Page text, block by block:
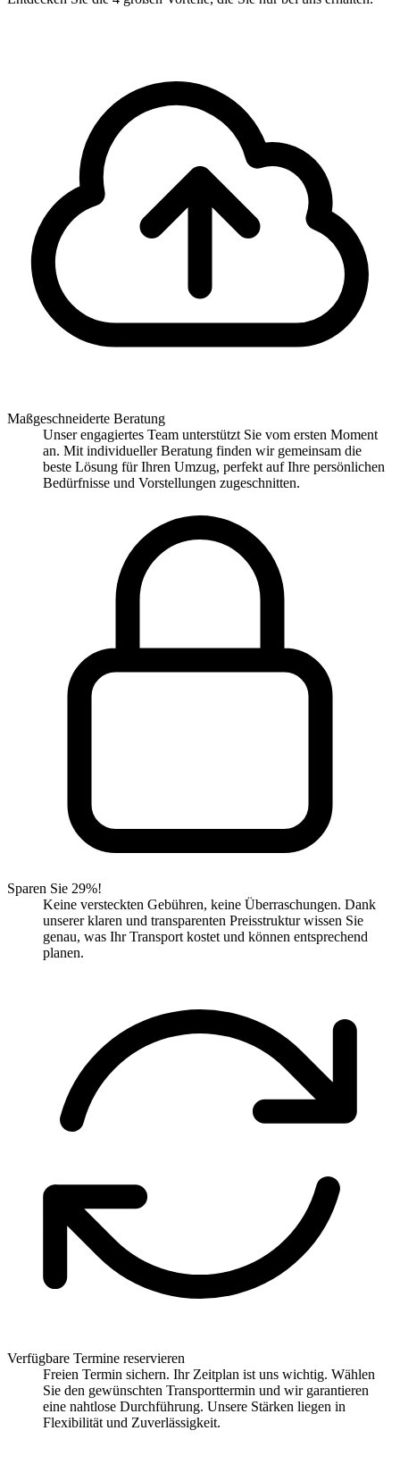
Maßgeschneiderte Beratung
Unser engagiertes Team unterstützt Sie vom ersten Moment
an. Mit individueller Beratung finden wir gemeinsam die
beste Lösung für Ihren Umzug, perfekt auf Ihre persönlichen
Bedürfnisse und Vorstellungen zugeschnitten.
Sparen Sie 29%!
Keine versteckten Gebühren, keine Überraschungen. Dank
unserer klaren und transparenten Preisstruktur wissen Sie
genau, was Ihr Transport kostet und können entsprechend
planen.
Verfügbare Termine reservieren
Freien Termin sichern. Ihr Zeitplan ist uns wichtig. Wählen
Sie den gewünschten Transporttermin und wir garantieren
eine nahtlose Durchführung. Unsere Stärken liegen in
Flexibilität und Zuverlässigkeit.